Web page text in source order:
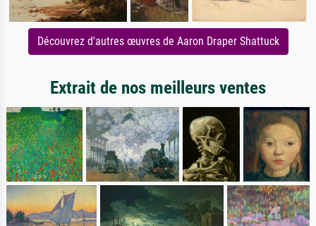
Découvrez d'autres œuvres de Aaron Draper Shattuck
Extrait de nos meilleurs ventes